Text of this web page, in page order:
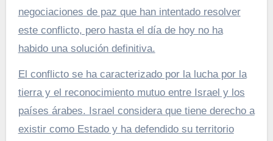
negociaciones de paz que han intentado resolver
este conflicto, pero hasta el día de hoy no ha
habido una solución definitiva.
El conflicto se ha caracterizado por la lucha por la
tierra y el reconocimiento mutuo entre Israel y los
países árabes. Israel considera que tiene derecho a
existir como Estado y ha defendido su territorio